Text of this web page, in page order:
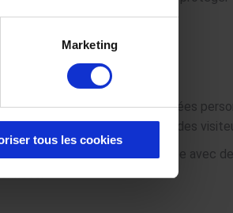
Marketing
tous les cookies
ne collecte pas de données
visites et le pays d’origine des
Aucune donnée n’est partagée avec